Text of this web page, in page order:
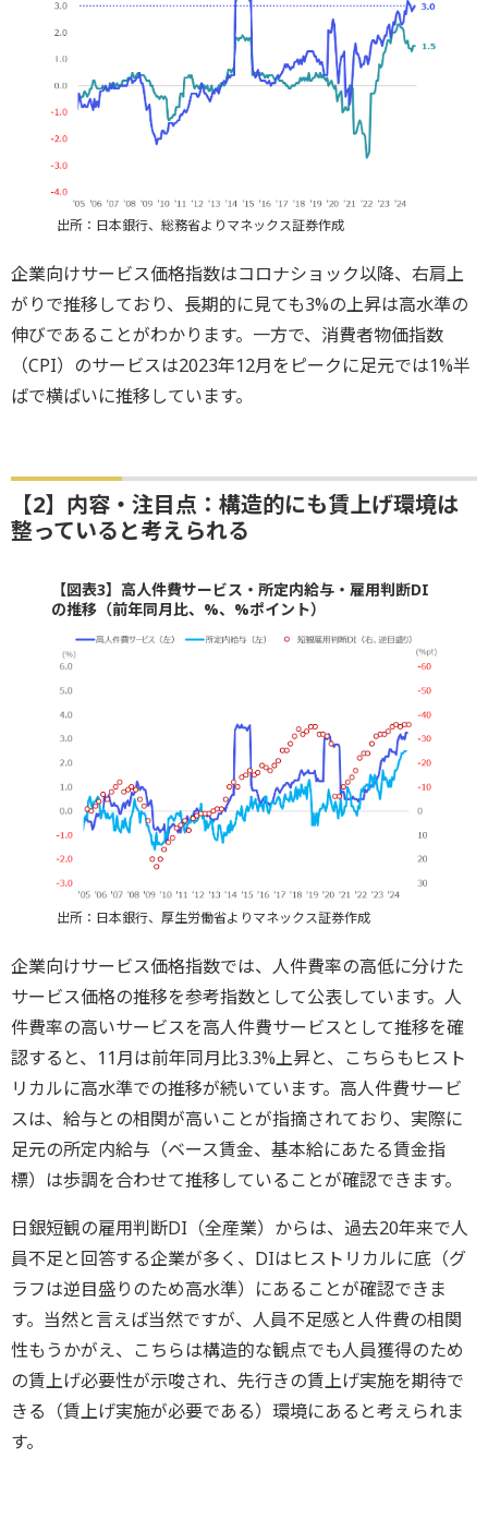
出所：日本銀行、総務省よりマネックス証券作成
企業向けサービス価格指数はコロナショック以降、右肩上
がりで推移しており、長期的に見ても3%の上昇は高水準の
伸びであることがわかります。一方で、消費者物価指数
（CPI）のサービスは2023年12月をピークに足元では1%半
ばで横ばいに推移しています。
【2】内容・注目点：構造的にも賃上げ環境は
整っていると考えられる
【図表3】高人件費サービス・所定内給与・雇用判断DI
の推移（前年同月比、%、%ポイント）
出所：日本銀行、厚生労働省よりマネックス証券作成
企業向けサービス価格指数では、人件費率の高低に分けた
サービス価格の推移を参考指数として公表しています。人
件費率の高いサービスを高人件費サービスとして推移を確
認すると、11月は前年同月比3.3%上昇と、こちらもヒスト
リカルに高水準での推移が続いています。高人件費サービ
スは、給与との相関が高いことが指摘されており、実際に
足元の所定内給与（ベース賃金、基本給にあたる賃金指
標）は歩調を合わせて推移していることが確認できます。
日銀短観の雇用判断DI（全産業）からは、過去20年来で人
員不足と回答する企業が多く、DIはヒストリカルに底（グ
ラフは逆目盛りのため高水準）にあることが確認できま
す。当然と言えば当然ですが、人員不足感と人件費の相関
性もうかがえ、こちらは構造的な観点でも人員獲得のため
の賃上げ必要性が示唆され、先行きの賃上げ実施を期待で
きる（賃上げ実施が必要である）環境にあると考えられま
す。